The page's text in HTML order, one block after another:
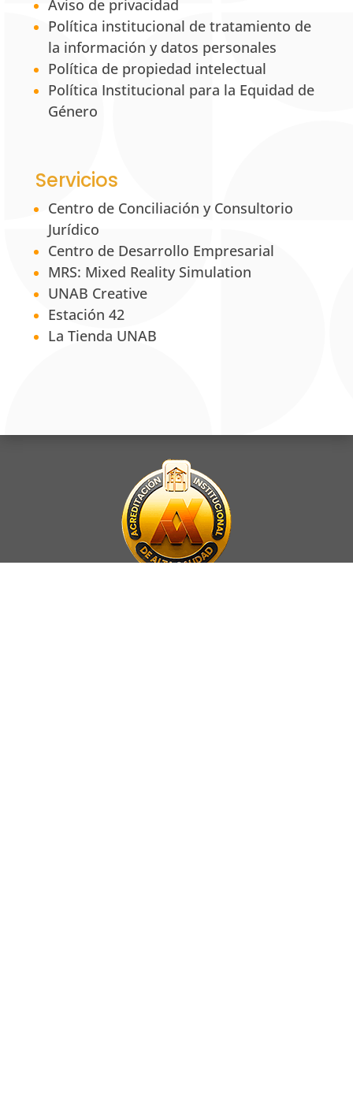
Aviso de privacidad
Política institucional de tratamiento de
la información y datos personales
Política de propiedad intelectual
Política Institucional para la Equidad de
Género
Servicios
Centro de Conciliación y Consultorio
Jurídico
Centro de Desarrollo Empresarial
MRS: Mixed Reality Simulation
UNAB Creative
Estación 42
La Tienda UNAB